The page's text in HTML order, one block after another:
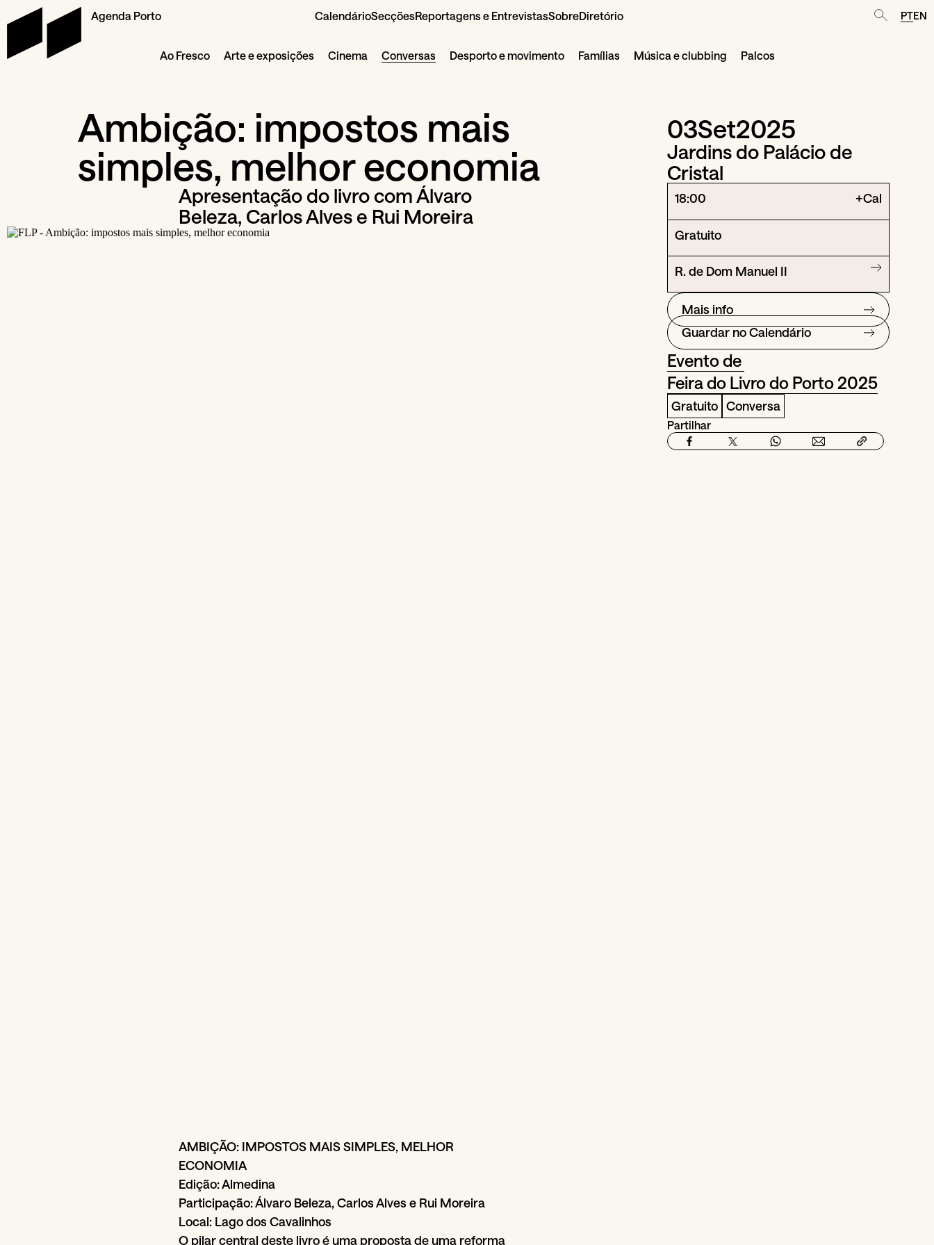
Agenda Porto CalendárioSecçõesReportagens e EntrevistasSobreDiretório
Ao Fresco Arte e exposições Cinema Conversas Desporto e movimento Famílias Música e clubbing Palcos
PTEN
Ambição: impostos mais
simples, melhor economia
Apresentação do livro com Álvaro
Beleza, Carlos Alves e Rui Moreira
AMBIÇÃO: IMPOSTOS MAIS SIMPLES, MELHOR
ECONOMIA
Edição: Almedina
Participação: Álvaro Beleza, Carlos Alves e Rui Moreira
Local: Lago dos Cavalinhos
O pilar central deste livro é uma proposta de uma reforma
03Set2025
Jardins do Palácio de
Cristal
18:00 +Cal
Gratuito
R. de Dom Manuel II
Mais info
Guardar no Calendário
Evento de
Feira do Livro do Porto 2025
Gratuito Conversa
Partilhar